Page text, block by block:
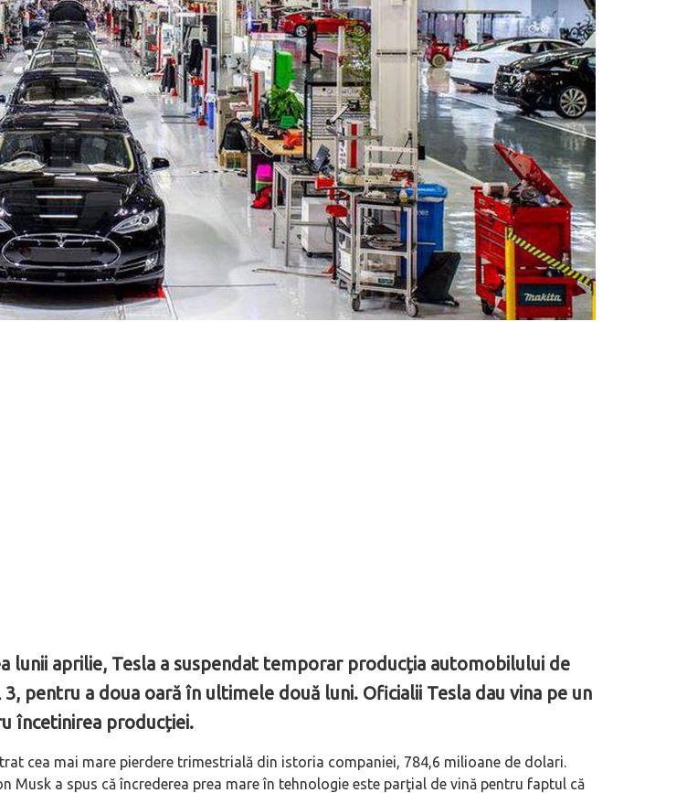
lunii aprilie, Tesla a suspendat temporar producţia automobilului de
pentru a doua oară în ultimele două luni. Oficialii Tesla dau vina pe un
încetinirea producției.
cea mai mare pierdere trimestrială din istoria companiei, 784,6 milioane de dolari.
Musk a spus că încrederea prea mare în tehnologie este parţial de vină pentru faptul că